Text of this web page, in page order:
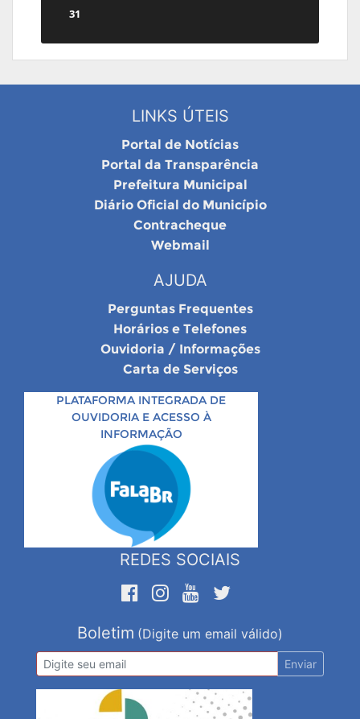
31
LINKS ÚTEIS
Portal de Notícias
Portal da Transparência
Prefeitura Municipal
Diário Oficial do Município
Contracheque
Webmail
AJUDA
Perguntas Frequentes
Horários e Telefones
Ouvidoria / Informações
Carta de Serviços
PLATAFORMA INTEGRADA DE
OUVIDORIA E ACESSO À
INFORMAÇÃO
REDES SOCIAIS
Boletim (Digite um email válido)
Enviar